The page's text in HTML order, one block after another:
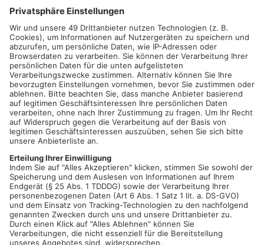
„Auch im zweiten Pandemie-Winter gilt es vernünftig,
besonnen und verantwortungsvoll zu handeln“, so Dr. Dieter
Lang. „Nach den Absagen im letzten Jahr, hätten wir uns
natürlich alle ein adventliches Treiben in unserer Stadt
gewünscht. Doch im Hinblick auf die steigenden
Infektionszahlen ist der Gesundheitsschutz der
Dietzenbacherinnen und Dietzenbacher das oberste Gebot“,
erklärt der neue Bürgermeister.
Die Atmosphäre eines Adventsmarktes lebt nicht zuletzt
davon, in Gemeinschaft und der Nähe der Menschen
zusammen zu kommen. Zudem wären weitere Sicherheits-,
Hygiene- und Abstandsregelungen zwingend erforderlich, die
einem weihnachtlichen Ambiente entgegenstehen. Der Verzehr
von Speisen und Getränken etwa wäre an den Ständen nicht
zugelassen. In einem Gespräch mit dem Gewerbeverein
Dietzenbach wurde vorab die gemeinsame Entscheidung
getroffen. Dessen Vorsitzender, Guido Kaupat, stimmt dem
Bürgermeister zu: „Natürlich tut uns diese Absage weh, aber
die Vernunft siegt. Die Sicherheit unserer Gäste liegt in
unserer Verantwortung“. Er ergänzt: „Verschärfte Maßnahme
und deren Kontrolle sind aber eben auch deutlich kostspieliger.
Diese Kosten hätten wir am Ende auch auf die Standbetreiber